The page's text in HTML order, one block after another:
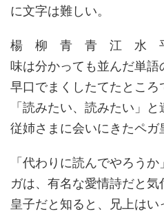
に文字は難しい。
楊 柳 青 青 江 水 平
味は分かっても並んだ単語
早口でまくしたてたところ
「読みたい、読みたい」
従姉さまに会いにきたペガ
「代わりに読んでやろう
ガは、有名な愛情詩だと
皇子だと知ると、兄上は